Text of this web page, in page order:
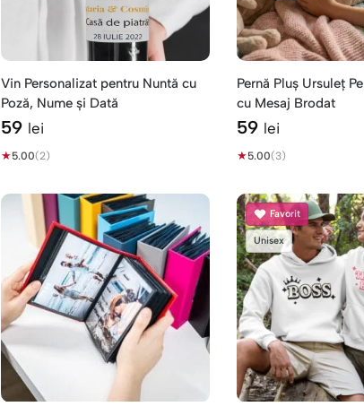
Vin Personalizat pentru Nuntă cu
Poză, Nume și Dată
59 lei
★5.00(2)
Pernă Pluș Ursuleț
cu Mesaj Brodat
59 lei
★5.00(3)
Favorit
Unisex